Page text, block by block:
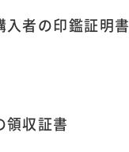
入者の印鑑証明書
領収証書